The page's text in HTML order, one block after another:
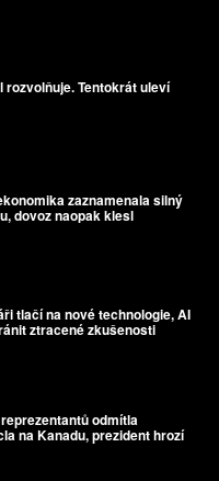
rozvolňuje. Tentokrát uleví
zaznamenala silný
dovoz naopak klesl
tlačí na nové technologie, AI
ztracené zkušenosti
odmítla
na Kanadu, prezident hrozí